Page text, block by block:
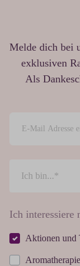
Melde dich bei
exklusiven
Als
Ich interessiere
Aktionen und